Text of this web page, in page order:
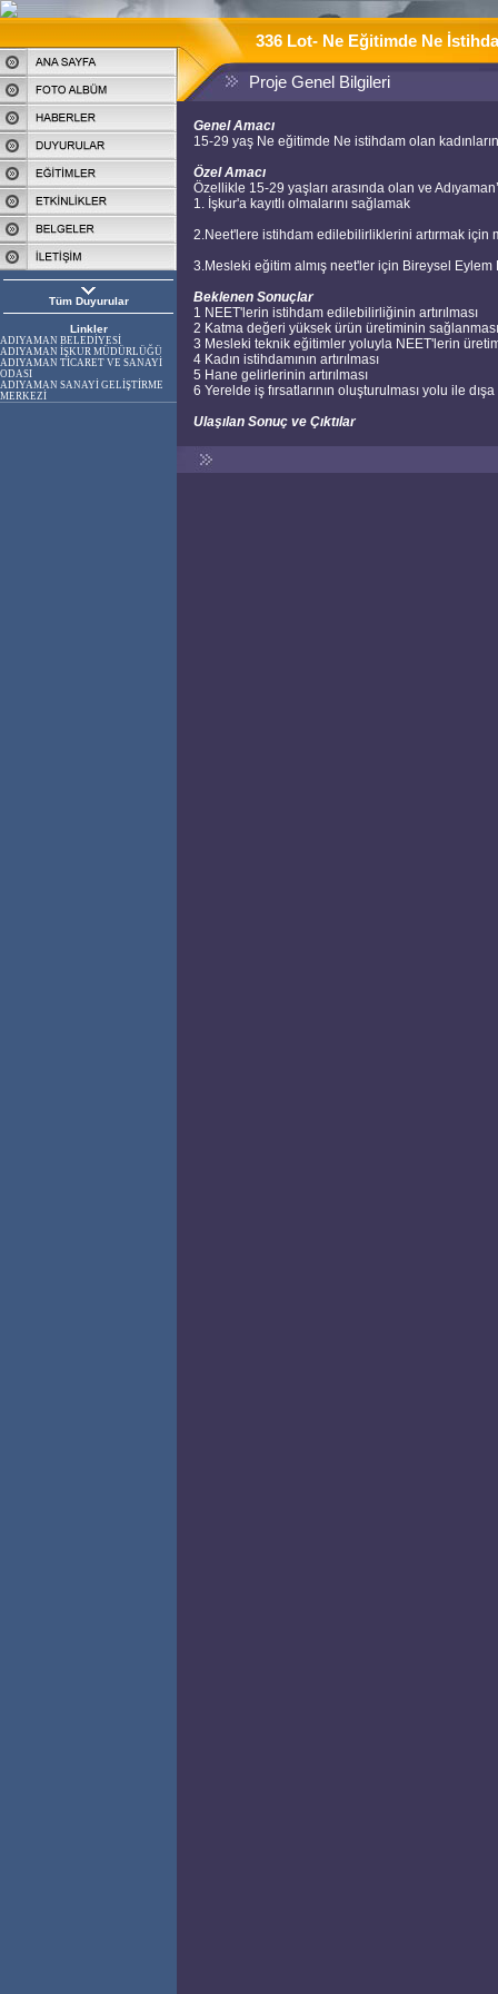
Tüm Duyurular
Linkler
ADIYAMAN BELEDİYESİ
ADIYAMAN İŞKUR MÜDÜRLÜĞÜ
ADIYAMAN TİCARET VE SANAYİ
ODASI
ADIYAMAN SANAYİ GELİŞTİRME
MERKEZİ
336 Lot- Ne Eğitimde Ne
Proje Genel Bilgileri
Genel Amacı
15-29 yaş Ne eğitimde Ne istihdam olan kadınların
Özel Amacı
Özellikle 15-29 yaşları arasında olan ve
1. İşkur'a kayıtlı olmalarını sağlamak
2.Neet'lere istihdam edilebilirliklerini artırmak
3.Mesleki eğitim almış neet'ler için Bireysel
Beklenen Sonuçlar
1 NEET'lerin istihdam edilebilirliğinin artırılması
2 Katma değeri yüksek ürün üretiminin sağlanması
3 Mesleki teknik eğitimler yoluyla NEET'lerin
4 Kadın istihdamının artırılması
5 Hane gelirlerinin artırılması
6 Yerelde iş fırsatlarının oluşturulması yolu ile
Ulaşılan Sonuç ve Çıktılar